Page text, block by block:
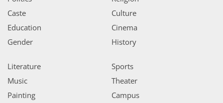
Caste
Education
Gender
Culture
Cinema
History
Literature
Music
Painting
Sports
Theater
Campus